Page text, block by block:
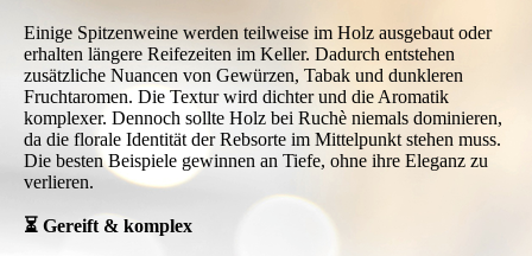
Einige Spitzenweine werden teilweise im Holz ausgebaut oder
erhalten längere Reifezeiten im Keller. Dadurch entstehen
zusätzliche Nuancen von Gewürzen, Tabak und dunkleren
Fruchtaromen. Die Textur wird dichter und die Aromatik
komplexer. Dennoch sollte Holz bei Ruchè niemals dominieren,
da die florale Identität der Rebsorte im Mittelpunkt stehen muss.
Die besten Beispiele gewinnen an Tiefe, ohne ihre Eleganz zu
verlieren.
⏳ Gereift & komplex